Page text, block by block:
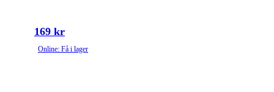
169 kr
Online: Få i lager